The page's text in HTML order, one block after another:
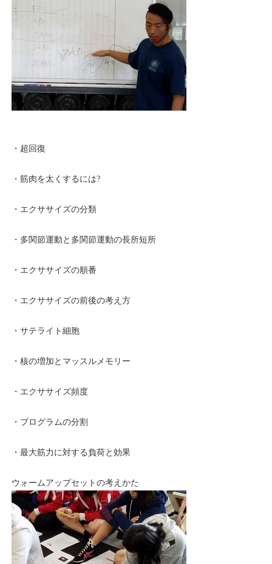
・超回復
・筋肉を太くするには?
・エクササイズの分類
・多関節運動と多関節運動の長所短所
・エクササイズの順番
・エクササイズの前後の考え方
・サテライト細胞
・核の増加とマッスルメモリー
・エクササイズ頻度
・プログラムの分割
・最大筋力に対する負荷と効果
ウォームアップセットの考えかた